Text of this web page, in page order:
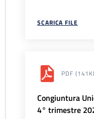
SCARICA FILE
PDF
Congiuntura
4° trimestre